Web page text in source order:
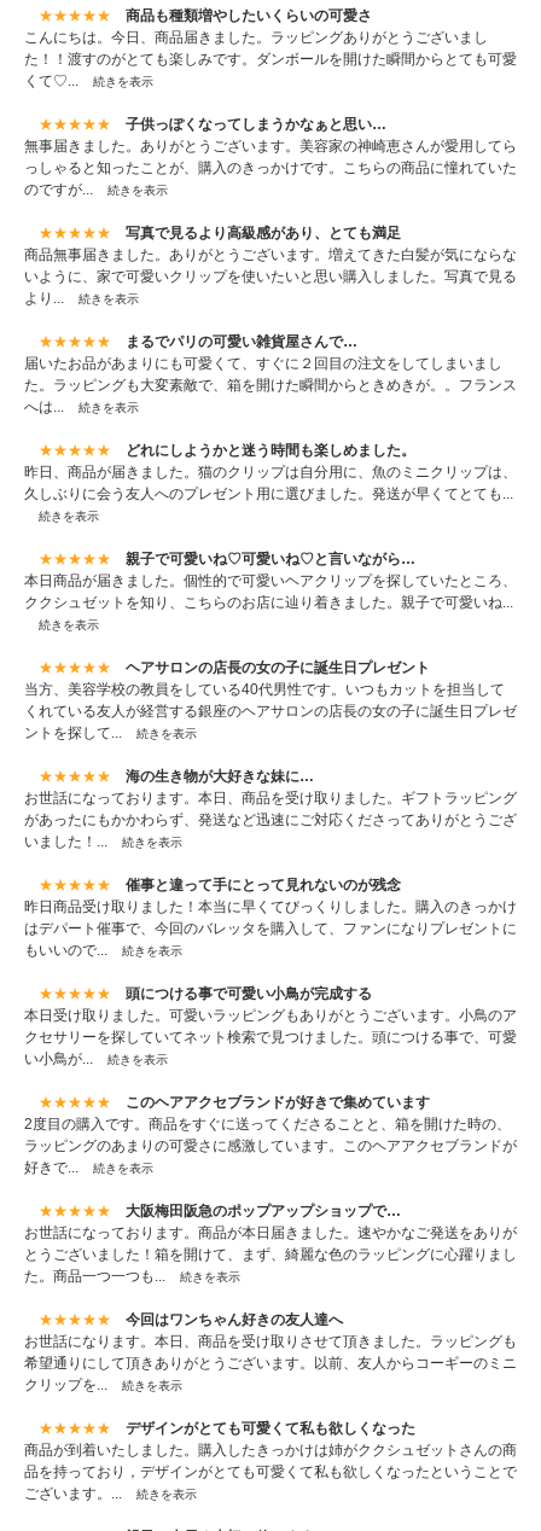
★★★★★
商品も種類増やしたいくらいの可愛さ
こんにちは。今日、商品届きました。ラッピングありがとうございまし
た！！渡すのがとても楽しみです。ダンボールを開けた瞬間からとても可愛
くて♡...
続きを表示
★★★★★
子供っぽくなってしまうかなぁと思い…
無事届きました。ありがとうございます。美容家の神崎恵さんが愛用してら
っしゃると知ったことが、購入のきっかけです。こちらの商品に憧れていた
のですが...
続きを表示
★★★★★
写真で見るより高級感があり、とても満足
商品無事届きました。ありがとうございます。増えてきた白髪が気にならな
いように、家で可愛いクリップを使いたいと思い購入しました。写真で見る
より...
続きを表示
★★★★★
まるでパリの可愛い雑貨屋さんで…
届いたお品があまりにも可愛くて、すぐに２回目の注文をしてしまいまし
た。ラッピングも大変素敵で、箱を開けた瞬間からときめきが。。フランス
へは...
続きを表示
★★★★★
どれにしようかと迷う時間も楽しめました。
昨日、商品が届きました。猫のクリップは自分用に、魚のミニクリップは、
久しぶりに会う友人へのプレゼント用に選びました。発送が早くてとても...
続きを表示
★★★★★
親子で可愛いね♡可愛いね♡と言いながら…
本日商品が届きました。個性的で可愛いヘアクリップを探していたところ、
ククシュゼットを知り、こちらのお店に辿り着きました。親子で可愛いね...
続きを表示
★★★★★
ヘアサロンの店長の女の子に誕生日プレゼント
当方、美容学校の教員をしている40代男性です。いつもカットを担当して
くれている友人が経営する銀座のヘアサロンの店長の女の子に誕生日プレゼ
ントを探して...
続きを表示
★★★★★
海の生き物が大好きな妹に…
お世話になっております。本日、商品を受け取りました。ギフトラッピング
があったにもかかわらず、発送など迅速にご対応くださってありがとうござ
いました！...
続きを表示
★★★★★
催事と違って手にとって見れないのが残念
昨日商品受け取りました！本当に早くてびっくりしました。購入のきっかけ
はデパート催事で、今回のバレッタを購入して、ファンになりプレゼントに
もいいので...
続きを表示
★★★★★
頭につける事で可愛い小鳥が完成する
本日受け取りました。可愛いラッピングもありがとうございます。小鳥のア
クセサリーを探していてネット検索で見つけました。頭につける事で、可愛
い小鳥が...
続きを表示
★★★★★
このヘアアクセブランドが好きで集めています
2度目の購入です。商品をすぐに送ってくださることと、箱を開けた時の、
ラッピングのあまりの可愛さに感激しています。このヘアアクセブランドが
好きで...
続きを表示
★★★★★
大阪梅田阪急のポップアップショップで…
お世話になっております。商品が本日届きました。速やかなご発送をありが
とうございました！箱を開けて、まず、綺麗な色のラッピングに心躍りまし
た。商品一つ一つも...
続きを表示
★★★★★
今回はワンちゃん好きの友人達へ
お世話になります。本日、商品を受け取りさせて頂きました。ラッピングも
希望通りにして頂きありがとうございます。以前、友人からコーギーのミニ
クリップを...
続きを表示
★★★★★
デザインがとても可愛くて私も欲しくなった
商品が到着いたしました。購入したきっかけは姉がククシュゼットさんの商
品を持っており，デザインがとても可愛くて私も欲しくなったということで
ございます。...
続きを表示